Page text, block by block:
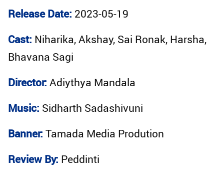
Release Date: 2023-05-19
Cast: Niharika, Akshay, Sai Ronak, Harsha,
Bhavana Sagi
Director: Adiythya Mandala
Music: Sidharth Sadashivuni
Banner: Tamada Media Prodution
Review By: Peddinti